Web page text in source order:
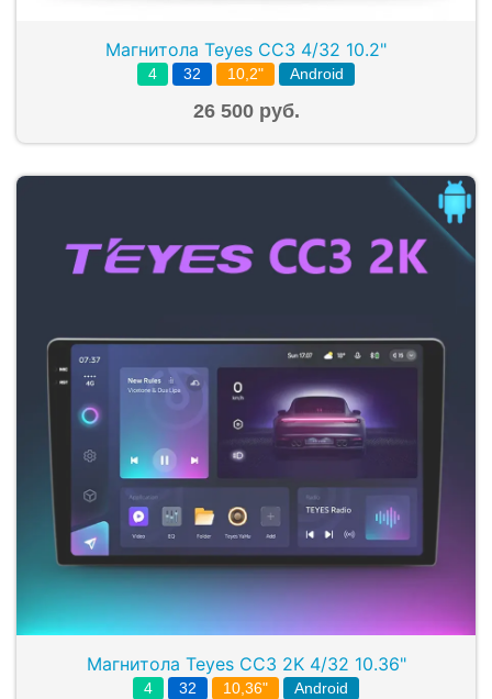
Магнитола Teyes CC3 4/32 10.2"
4 32 10,2" Android
26 500 руб.
Магнитола Teyes CC3 2K 4/32 10.36"
4 32 10,36" Android